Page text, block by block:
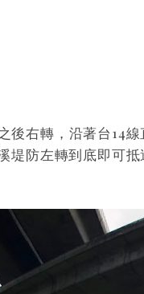
後右轉，沿著台14
堤防左轉到底即可